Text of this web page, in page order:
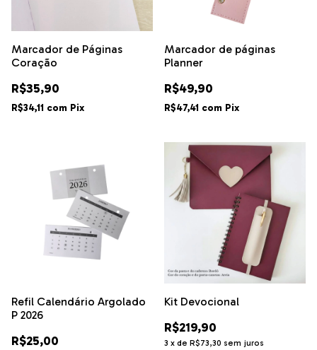
Marcador de Páginas
Coração
R$35,90
R$34,11 com Pix
Marcador de páginas
Planner
R$49,90
R$47,41 com Pix
Refil Calendário Argolado
P 2026
R$25,00
Kit Devocional
R$219,90
3 x de R$73,30 sem juros